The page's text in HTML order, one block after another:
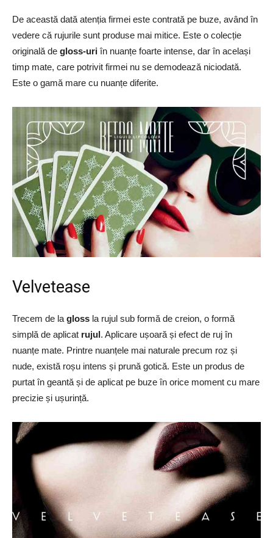
De această dată atenția firmei este contrată pe buze, având în
vedere că rujurile sunt produse mai mitice. Este o colecție
originală de gloss-uri în nuanțe foarte intense, dar în același
timp mate, care potrivit firmei nu se demodează niciodată.
Este o gamă mare cu nuanțe diferite.
Velvetease
Trecem de la gloss la rujul sub formă de creion, o formă
simplă de aplicat rujul. Aplicare ușoară și efect de ruj în
nuanțe mate. Printre nuanțele mai naturale precum roz și
nude, există roșu intens și prună gotică. Este un produs de
purtat în geantă și de aplicat pe buze în orice moment cu mare
precizie și ușurință.